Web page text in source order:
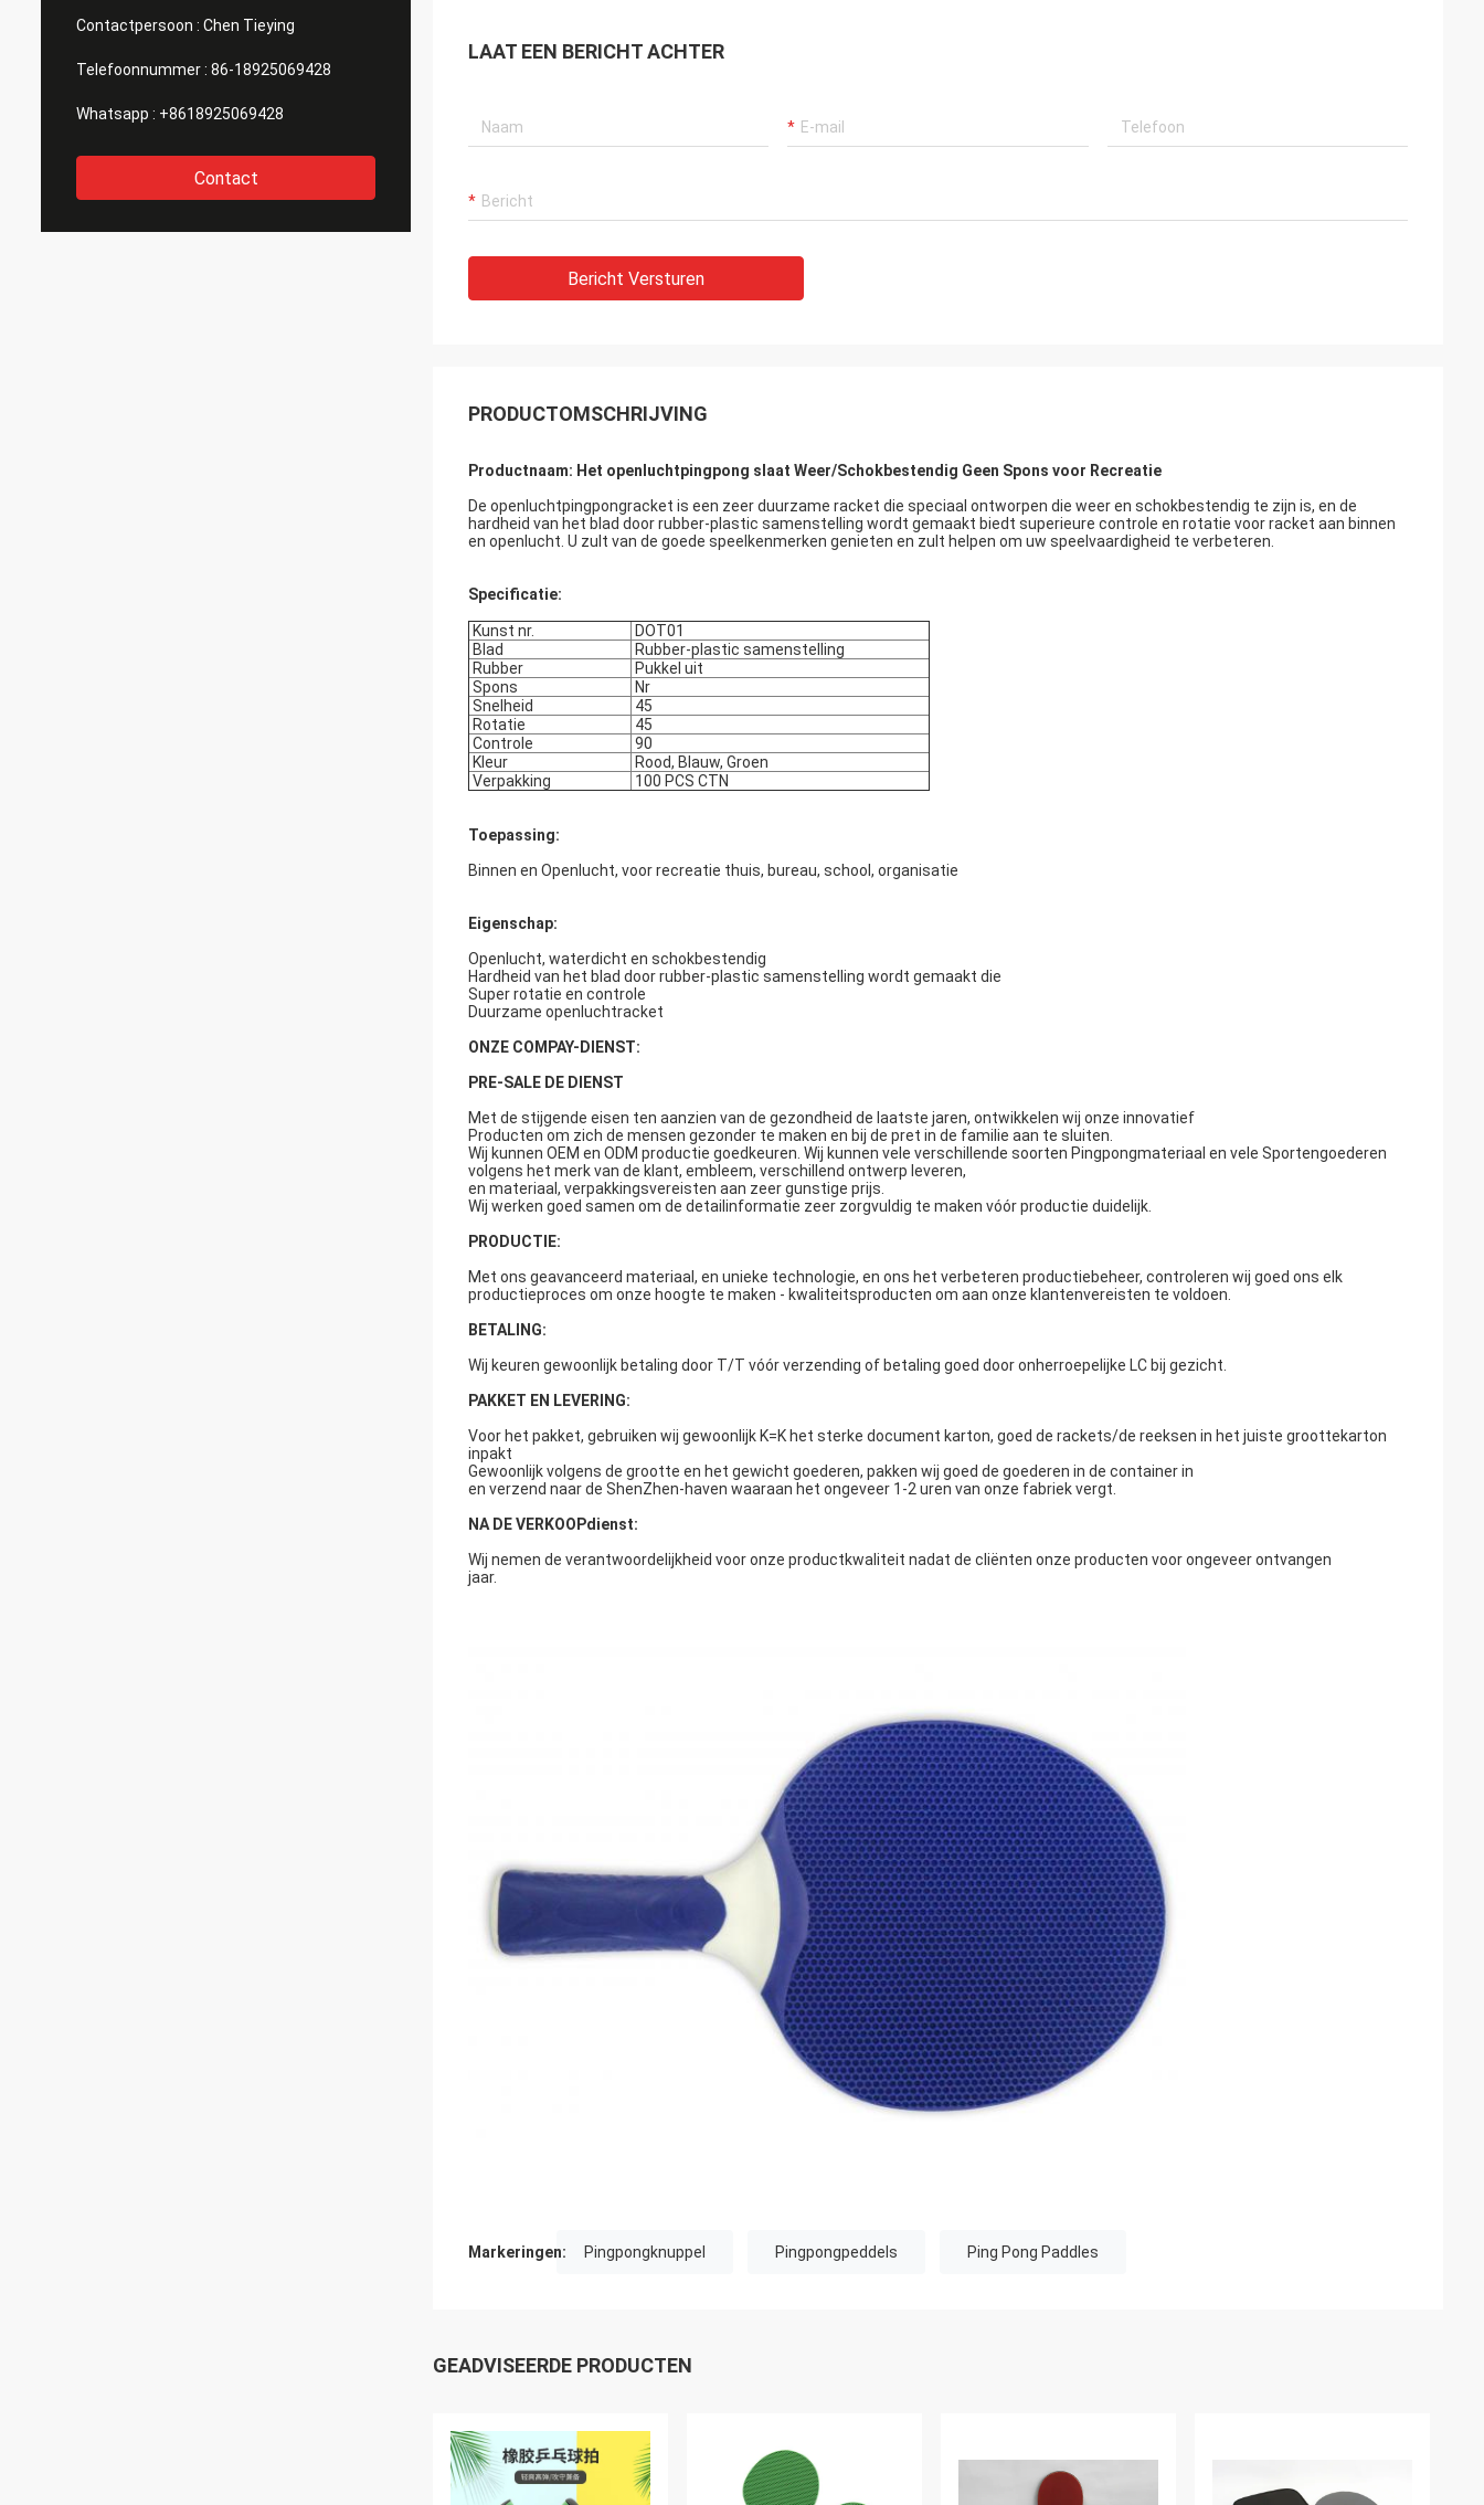
Contactpersoon : Chen Tieying
Telefoonnummer : 86-18925069428
Whatsapp : +8618925069428
Contact
LAAT EEN BERICHT ACHTER
Bericht Versturen
PRODUCTOMSCHRIJVING
Productnaam: Het openluchtpingpong slaat Weer/Schokbestendig Geen Spons voor Recreatie
De openluchtpingpongracket is een zeer duurzame racket die speciaal ontworpen die weer en schokbestendig te zijn is, en de
hardheid van het blad door rubber-plastic samenstelling wordt gemaakt biedt superieure controle en rotatie voor racket aan binnen
en openlucht. U zult van de goede speelkenmerken genieten en zult helpen om uw speelvaardigheid te verbeteren.
Specificatie:
Kunst nr.
DOT01
Blad
Rubber-plastic samenstelling
Rubber
Pukkel uit
Spons
Nr
Snelheid
45
Rotatie
45
Controle
90
Kleur
Rood, Blauw, Groen
Verpakking
100 PCS CTN
Toepassing:
Binnen en Openlucht, voor recreatie thuis, bureau, school, organisatie
Eigenschap:
Openlucht, waterdicht en schokbestendig
Hardheid van het blad door rubber-plastic samenstelling wordt gemaakt die
Super rotatie en controle
Duurzame openluchtracket
ONZE COMPAY-DIENST:
PRE-SALE DE DIENST
Met de stijgende eisen ten aanzien van de gezondheid de laatste jaren, ontwikkelen wij onze innovatief
Producten om zich de mensen gezonder te maken en bij de pret in de familie aan te sluiten.
Wij kunnen OEM en ODM productie goedkeuren. Wij kunnen vele verschillende soorten Pingpongmateriaal en vele Sportengoederen
volgens het merk van de klant, embleem, verschillend ontwerp leveren,
en materiaal, verpakkingsvereisten aan zeer gunstige prijs.
Wij werken goed samen om de detailinformatie zeer zorgvuldig te maken vóór productie duidelijk.
PRODUCTIE:
Met ons geavanceerd materiaal, en unieke technologie, en ons het verbeteren productiebeheer, controleren wij goed ons elk
productieproces om onze hoogte te maken - kwaliteitsproducten om aan onze klantenvereisten te voldoen.
BETALING:
Wij keuren gewoonlijk betaling door T/T vóór verzending of betaling goed door onherroepelijke LC bij gezicht.
PAKKET EN LEVERING:
Voor het pakket, gebruiken wij gewoonlijk K=K het sterke document karton, goed de rackets/de reeksen in het juiste groottekarton
inpakt
Gewoonlijk volgens de grootte en het gewicht goederen, pakken wij goed de goederen in de container in
en verzend naar de ShenZhen-haven waaraan het ongeveer 1-2 uren van onze fabriek vergt.
NA DE VERKOOPdienst:
Wij nemen de verantwoordelijkheid voor onze productkwaliteit nadat de cliënten onze producten voor ongeveer ontvangen
jaar.
Markeringen: Pingpongknuppel Pingpongpeddels Ping Pong Paddles
GEADVISEERDE PRODUCTEN